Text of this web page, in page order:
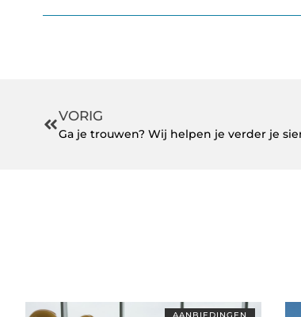
VORIG
Ga je trouwen? Wij helpen je verder je
AANBIEDINGEN